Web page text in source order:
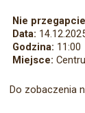
Nie
Data:
Godzina: 11:00
Miejsce:
Do zobaczenia